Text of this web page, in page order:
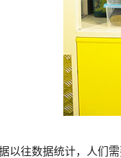
数据统计，人们需